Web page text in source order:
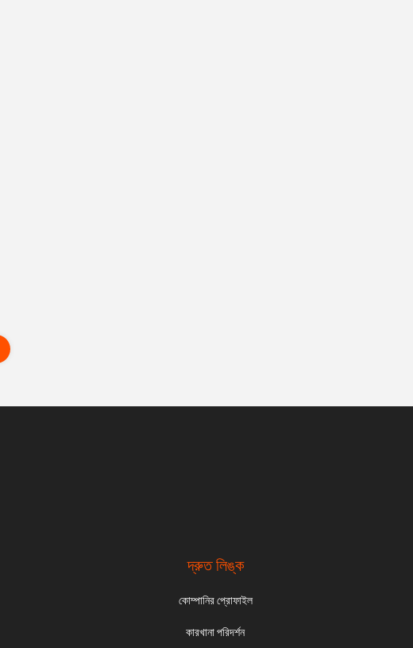
দ্রুত লিঙ্ক
কোম্পানির প্রোফাইল
কারখানা পরিদর্শন